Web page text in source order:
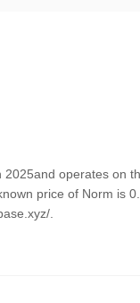
operates on
price of Norm is
.